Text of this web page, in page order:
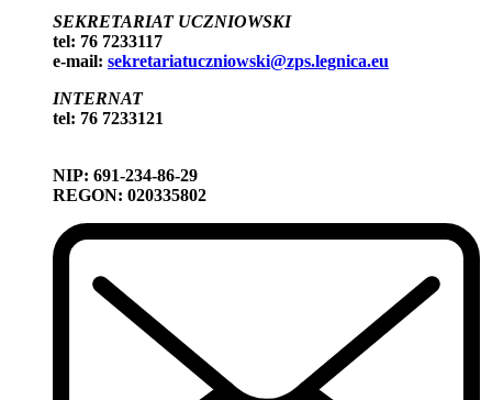
SEKRETARIAT UCZNIOWSKI
tel: 76 7233117
e-mail: sekretariatuczniowski@zps.legnica.eu
INTERNAT
tel: 76 7233121
NIP: 691-234-86-29
REGON: 020335802